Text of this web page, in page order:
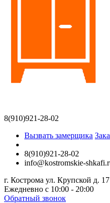
8(910)921-28-02
Вызвать замерщика
8(910)921-28-02
info@kostromskie-
г. Кострома ул. Крупской д. 17
Ежедневно с 10:00 - 20:00
Обратный звонок